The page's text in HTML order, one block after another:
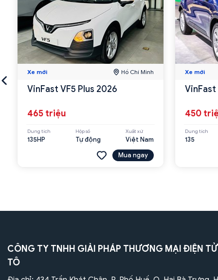
Xe mới Hồ Chí Minh
VinFast VF5 Plus 2026
465 triệu
Dung tích
135HP
Hộp số
Tự động
Xuất xứ
Việt Nam
Mua ngay
Xe mới
VinFast
450
Dung tích
135
CÔNG TY TNHH GIẢI PHÁP THƯƠNG MẠI ĐIỆN
TÔ